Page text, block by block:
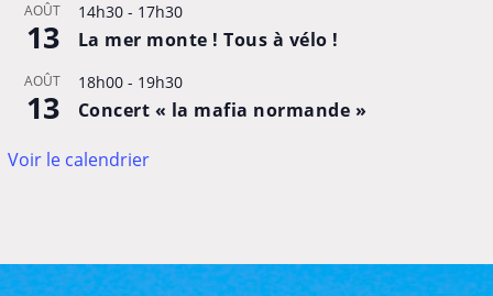
AOÛT
13
14h30- 17h30
La mer monte ! Tous à vélo !
AOÛT
13
18h00- 19h30
Concert « la mafia normande »
Voir le calendrier